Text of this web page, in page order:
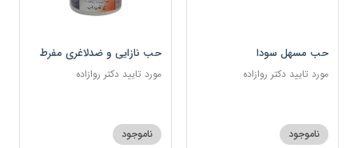
حب مسهل سودا
مورد تایید دکتر روازاده
ناموجود
حب نازایی و ضدلاغری مفرط
مورد تایید دکتر روازاده
ناموجود